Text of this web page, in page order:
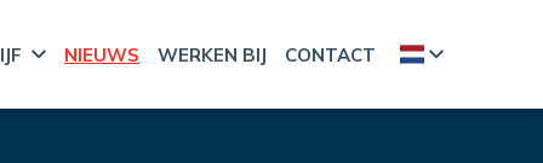
NIEUWS WERKEN BIJ CONTACT